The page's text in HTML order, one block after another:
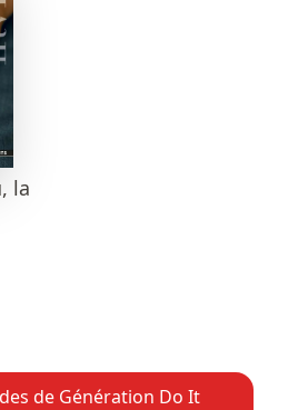
la
de Génération Do It